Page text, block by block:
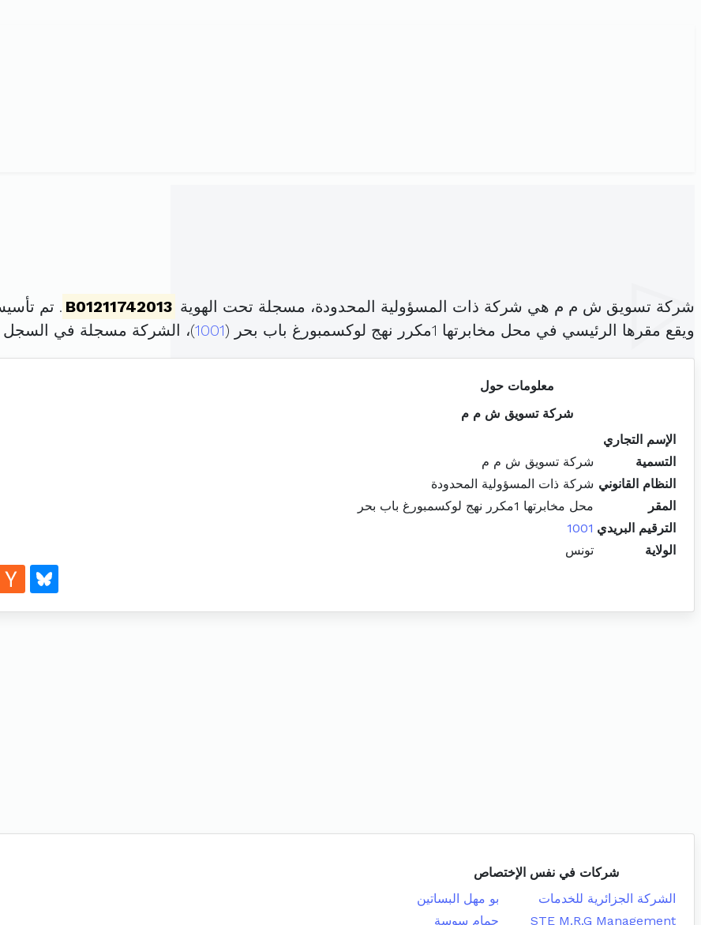
شركة تسويق ش م م هي شركة ذات المسؤولية المحدودة، مسجلة تحت الهوية B01211742013 . تم تأسيسها في 25
ويقع مقرها الرئيسي في محل مخابرتها 1مكرر نهج لوكسمبورغ باب بحر (
1001)، الشركة مسجلة في
معلومات حول
شركة تسويق ش م م
الإسم التجاري
التسمية
شركة تسويق ش م م
النظام القانوني شركة ذات المسؤولية المحدودة
المقر
محل مخابرتها 1مكرر نهج لوكسمبورغ باب بحر
الترقيم البريدي 1001
الولاية
تونس
شركات في نفس الإختصاص
الشركة الجزائرية للخدمات
بو مهل البساتين
STE M.R.G Management
حمام سوسة